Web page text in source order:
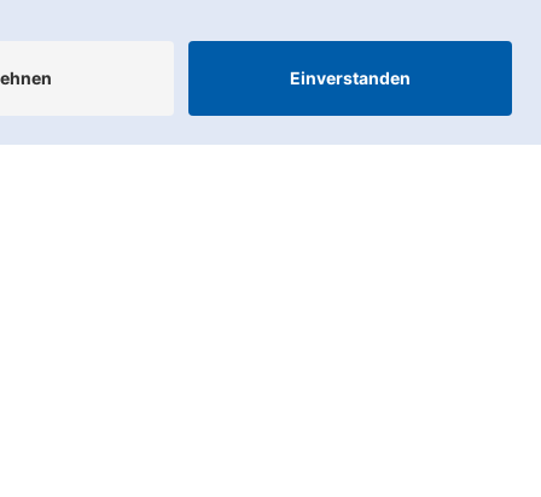
AEB Compliance Impressum